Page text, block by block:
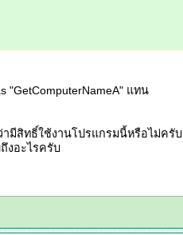
"GetComputerNameA" แทน
ามีสิทธิ์ใช้งานโปรแกรมนี้หรือไม่ครับ
งอะไรครับ